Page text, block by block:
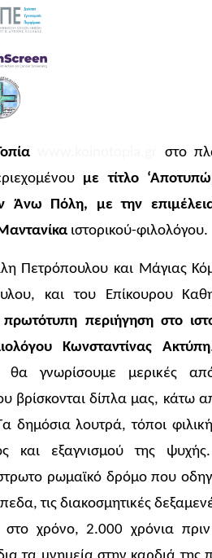
στο
με τίτλο
Άνω Πόλη, με την
ιστορικού-φιλολόγου.
Πετρόπουλου και Μάγιας
και του Επίκουρου
πρωτότυπη περιήγηση στο
Κωνσταντίνας Ακτύπη
γνωρίσουμε μερικές
βρίσκονται δίπλα μας, κάτω
δημόσια λουτρά, τόποι
και εξαγνισμού της
ρωμαϊκό δρόμο που
τις διακοσμητικές
στο χρόνο, 2.000 χρόνια